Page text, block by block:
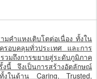
คำแหงเติบโตต่อเนื่อง ทั้งใน
รอบคลุมทั่วประเทศ และการ
วมถึงการขยายสู่ระดับภูมิภาค
นี้ จึงเป็นการสร้างอัตลักษณ์
งในด้าน Caring, Trusted,